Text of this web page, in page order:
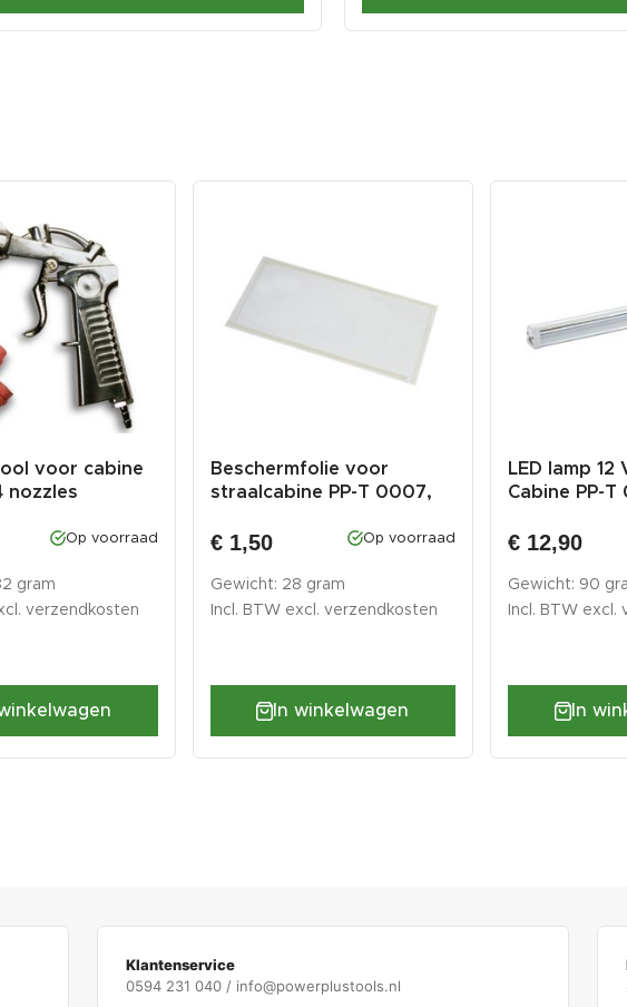
voor cabine
nozzles
Op voorraad
gram
verzendkosten
Beschermfolie voor
straalcabine PP-T 0007,
€ 1,50 Op voorraad
Gewicht: 28 gram
Incl. BTW excl. verzendkosten
In winkelwagen
LED lamp 12
Cabine PP-T
€ 12,90
Gewicht: 90
Incl. BTW excl.
In
Klantenservice
0594 231 040 / info@powerplustools.nl